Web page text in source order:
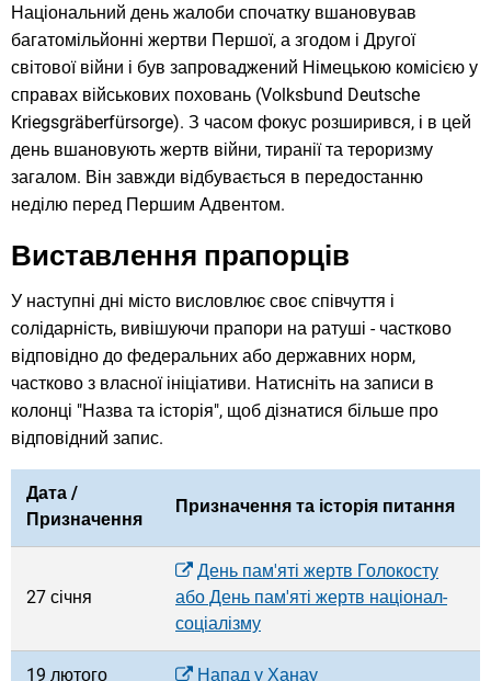
Національний день жалоби спочатку вшановував
багатомільйонні жертви Першої, а згодом і Другої
світової війни і був запроваджений Німецькою комісією у
справах військових поховань (Volksbund Deutsche
Kriegsgräberfürsorge). З часом фокус розширився, і в цей
день вшановують жертв війни, тиранії та тероризму
загалом. Він завжди відбувається в передостанню
неділю перед Першим Адвентом.
Виставлення прапорців
У наступні дні місто висловлює своє співчуття і
солідарність, вивішуючи прапори на ратуші - частково
відповідно до федеральних або державних норм,
частково з власної ініціативи. Натисніть на записи в
колонці "Назва та історія", щоб дізнатися більше про
відповідний запис.
Дата /
Призначення
Призначення та історія питання
27 січня
День пам'яті жертв Голокосту
або День пам'яті жертв націонал-
соціалізму
19 лютого Напад у Ханау